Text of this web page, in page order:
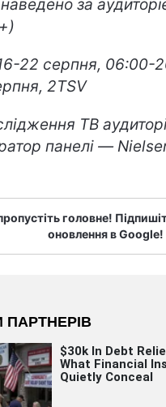
наведено за
22 серпня, 06:00-
2TSV
ТВ
панелі —
головне!
оновлення в Google!